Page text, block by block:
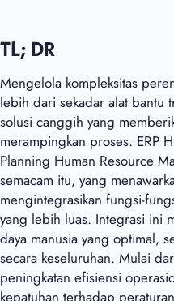
TL; DR
Mengelola kompleksitas
lebih dari sekadar alat bantu
solusi canggih yang
merampingkan proses. ERP
Planning Human Resource
semacam itu, yang
mengintegrasikan fungsi-
yang lebih luas. Integrasi ini
daya manusia yang optimal,
secara keseluruhan. Mulai
peningkatan efisiensi